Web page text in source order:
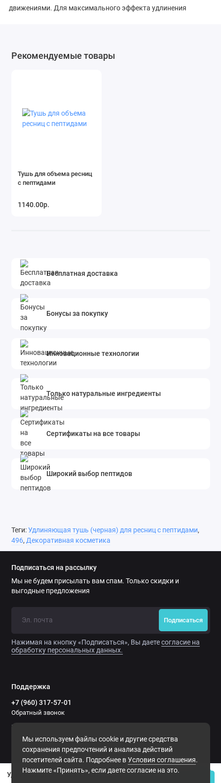
Удлиняющая тушь (черная) для ресниц с пептидами
движениями. Для максимального эффекта удлинения
натуральных восков.
Рекомендуемые товары
Тушь для объема ресниц
с пептидами
1140.00р.
Бесплатная доставка
Бонусы за покупку
Инновационные технологии
Только натуральные ингредиенты
Сертификаты на все товары
Широкий выбор пептидов
Теги:Удлиняющая тушь (черная) для ресниц с пептидами,
496, Декоративная косметика
Мы используем файлы cookie и другие средства
сохранения предпочтений и анализа действий
посетителей сайта. Подробнее вУсловия соглашения.
Нажмите «Принять», если даете согласие на это.
Подписаться на рассылку
Мы не будем присылать вам спам. Только скидки и
выгодные предложения
Подписаться
Нажимая на кнопку «Подписаться», Вы даетесогласие на
обработку персональных данных.
Поддержка
+7 (960) 317-57-01
Обратный звонок
пн–пт — 11:00–19:00